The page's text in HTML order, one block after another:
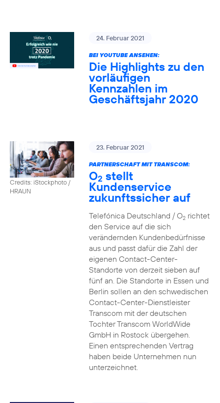
24. Februar 2021
BEI YOUTUBE ANSEHEN:
Die Highlights zu den
vorläufigen
Kennzahlen im
Geschäftsjahr 2020
Credits: iStockphoto /
HRAUN
23. Februar 2021
PARTNERSCHAFT MIT TRANSCOM:
O2 stellt
Kundenservice
zukunftssicher auf
Telefónica Deutschland / O2richtet
den Service auf die sich
verändernden Kundenbedürfnisse
aus und passt dafür die Zahl der
eigenen Contact-Center-
Standorte von derzeit sieben auf
fünf an. Die Standorte in Essen und
Berlin sollen an den schwedischen
Contact-Center-Dienstleister
Transcom mit der deutschen
Tochter Transcom WorldWide
GmbH in Rostock übergehen.
Einen entsprechenden Vertrag
haben beide Unternehmen nun
unterzeichnet.